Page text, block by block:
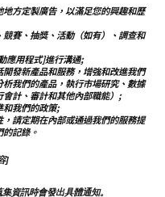
方定製廣告，以滿足您的興趣和歷
賽、抽獎、活動（如有）、調查和
應用程式]進行溝通;
發新產品和服務，增強和改進我們
我們的產品，執行市場研究、數據
計、審計和其他內部職能）;
和我們的政策;
請定期在內部或通過我們的服務提
記錄。
]
資訊時會發出具體通知。